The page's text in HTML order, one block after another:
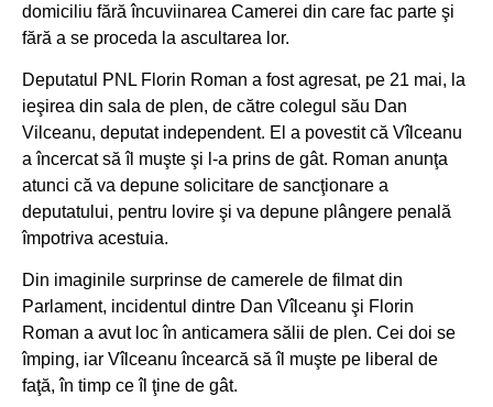
domiciliu fără încuviinarea Camerei din care fac parte şi
fără a se proceda la ascultarea lor.
Deputatul PNL Florin Roman a fost agresat, pe 21 mai, la
ieşirea din sala de plen, de către colegul său Dan
Vilceanu, deputat independent. El a povestit că Vîlceanu
a încercat să îl muşte şi l-a prins de gât. Roman anunţa
atunci că va depune solicitare de sancţionare a
deputatului, pentru lovire şi va depune plângere penală
împotriva acestuia.
Din imaginile surprinse de camerele de filmat din
Parlament, incidentul dintre Dan Vîlceanu şi Florin
Roman a avut loc în anticamera sălii de plen. Cei doi se
împing, iar Vîlceanu încearcă să îl muşte pe liberal de
faţă, în timp ce îl ţine de gât.